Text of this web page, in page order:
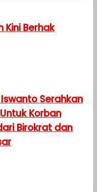
Kini Berhak
Serahkan
Korban
Birokrat dan